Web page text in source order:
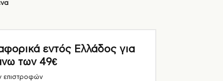
εντός Ελλάδος για
των 49€
επιστροφών